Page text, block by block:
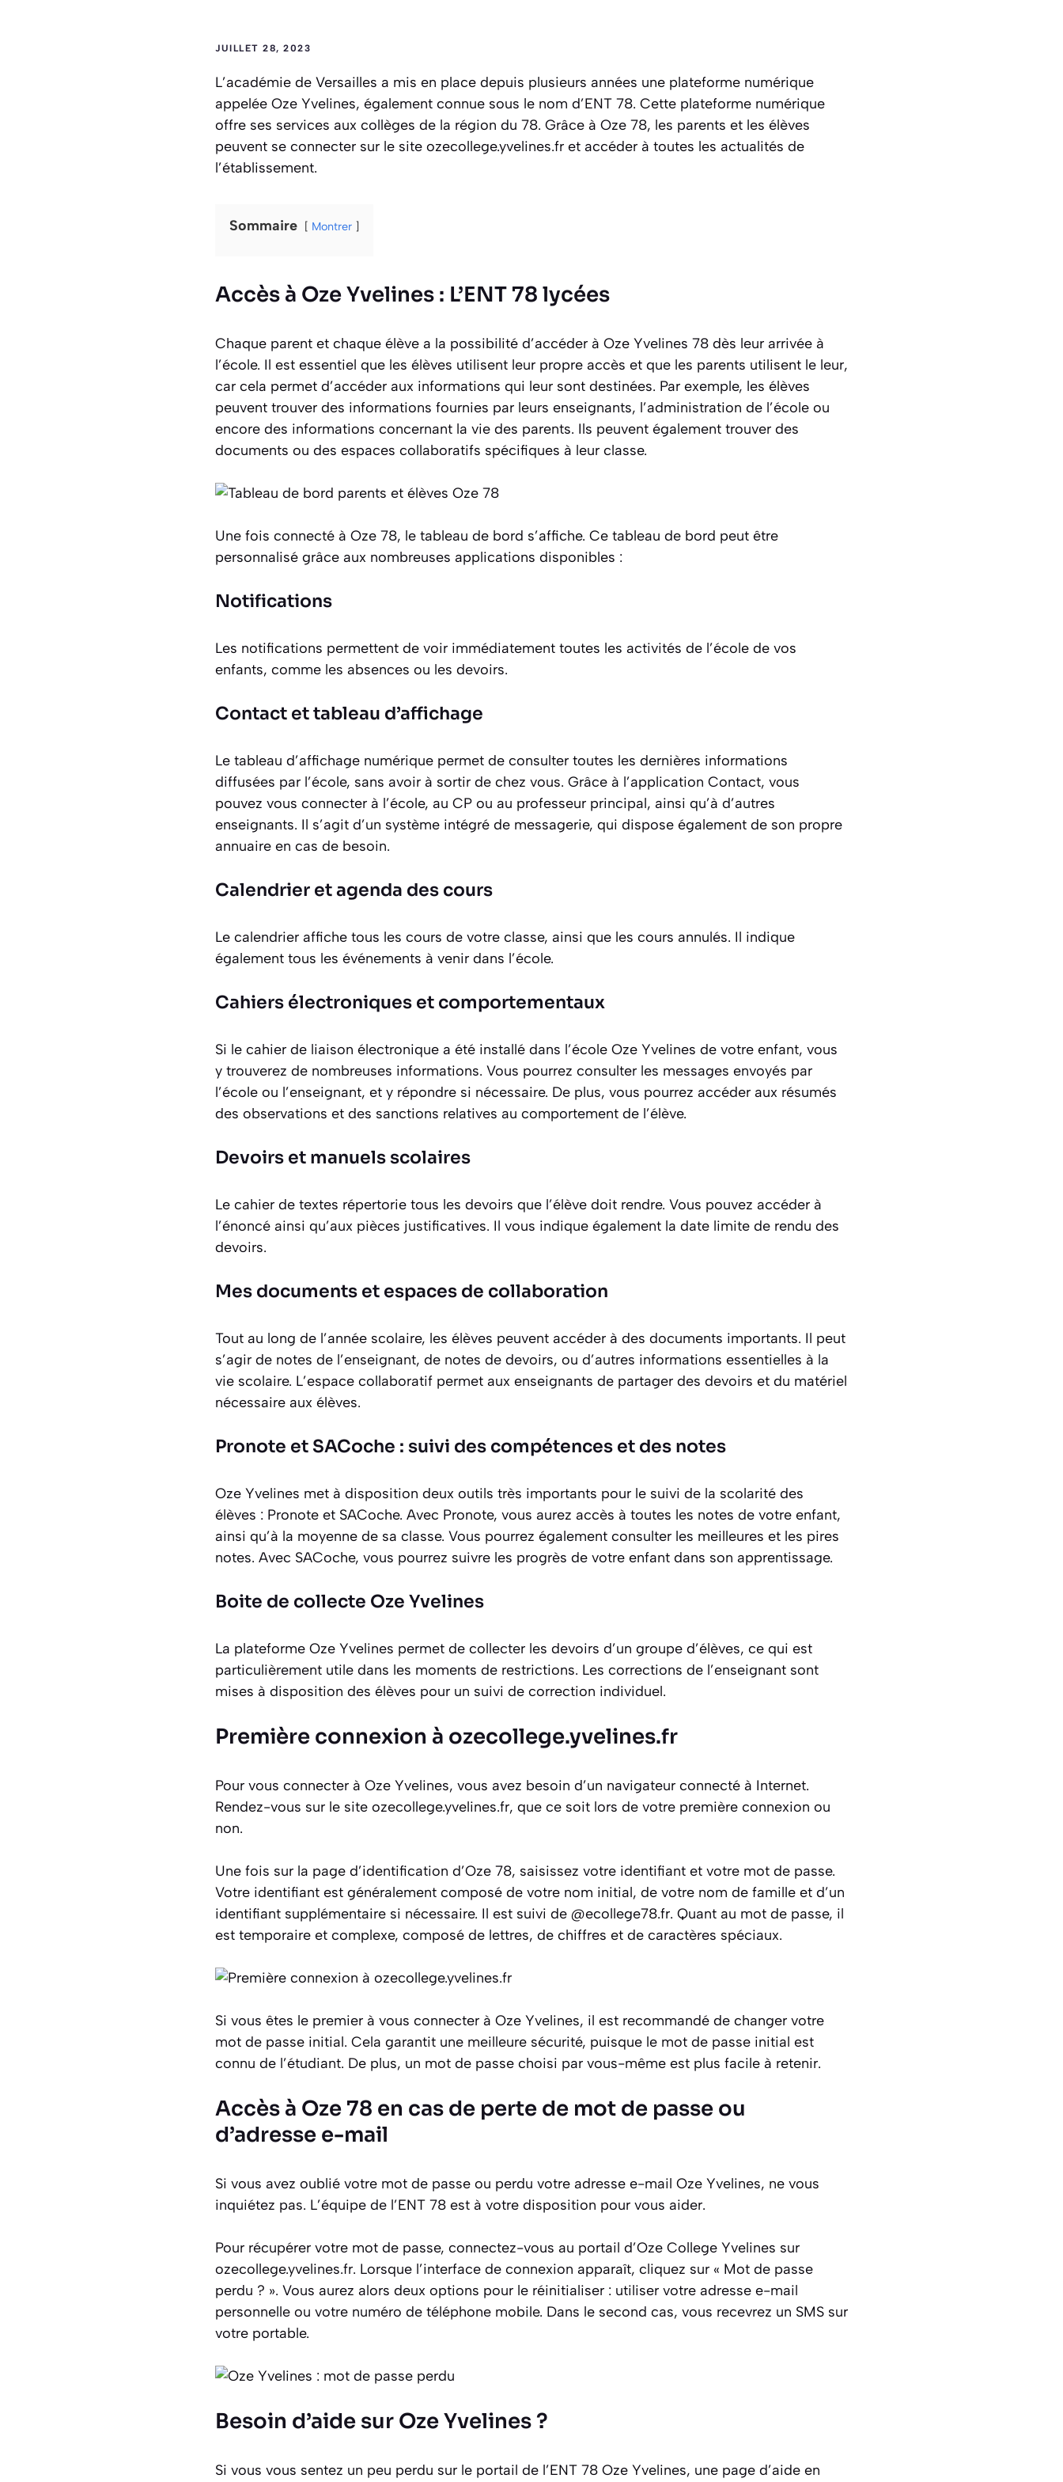
JUILLET 28, 2023
L’académie de Versailles a mis en place depuis plusieurs années une plateforme numérique
appelée Oze Yvelines, également connue sous le nom d’ENT 78. Cette plateforme numérique
offre ses services aux collèges de la région du 78. Grâce à Oze 78, les parents et les élèves
peuvent se connecter sur le site ozecollege.yvelines.fr et accéder à toutes les actualités de
l’établissement.
Sommaire Montrer
Accès à Oze Yvelines : L’ENT 78 lycées
Chaque parent et chaque élève a la possibilité d’accéder à Oze Yvelines 78 dès leur arrivée à
l’école. Il est essentiel que les élèves utilisent leur propre accès et que les parents utilisent le leur,
car cela permet d’accéder aux informations qui leur sont destinées. Par exemple, les élèves
peuvent trouver des informations fournies par leurs enseignants, l’administration de l’école ou
encore des informations concernant la vie des parents. Ils peuvent également trouver des
documents ou des espaces collaboratifs spécifiques à leur classe.
Une fois connecté à Oze 78, le tableau de bord s’affiche. Ce tableau de bord peut être
personnalisé grâce aux nombreuses applications disponibles :
Notifications
Les notifications permettent de voir immédiatement toutes les activités de l’école de vos
enfants, comme les absences ou les devoirs.
Contact et tableau d’affichage
Le tableau d’affichage numérique permet de consulter toutes les dernières informations
diffusées par l’école, sans avoir à sortir de chez vous. Grâce à l’application Contact, vous
pouvez vous connecter à l’école, au CP ou au professeur principal, ainsi qu’à d’autres
enseignants. Il s’agit d’un système intégré de messagerie, qui dispose également de son propre
annuaire en cas de besoin.
Calendrier et agenda des cours
Le calendrier affiche tous les cours de votre classe, ainsi que les cours annulés. Il indique
également tous les événements à venir dans l’école.
Cahiers électroniques et comportementaux
Si le cahier de liaison électronique a été installé dans l’école Oze Yvelines de votre enfant, vous
y trouverez de nombreuses informations. Vous pourrez consulter les messages envoyés par
l’école ou l’enseignant, et y répondre si nécessaire. De plus, vous pourrez accéder aux résumés
des observations et des sanctions relatives au comportement de l’élève.
Devoirs et manuels scolaires
Le cahier de textes répertorie tous les devoirs que l’élève doit rendre. Vous pouvez accéder à
l’énoncé ainsi qu’aux pièces justificatives. Il vous indique également la date limite de rendu des
devoirs.
Mes documents et espaces de collaboration
Tout au long de l’année scolaire, les élèves peuvent accéder à des documents importants. Il peut
s’agir de notes de l’enseignant, de notes de devoirs, ou d’autres informations essentielles à la
vie scolaire. L’espace collaboratif permet aux enseignants de partager des devoirs et du matériel
nécessaire aux élèves.
Pronote et SACoche : suivi des compétences et des notes
Oze Yvelines met à disposition deux outils très importants pour le suivi de la scolarité des
élèves : Pronote et SACoche. Avec Pronote, vous aurez accès à toutes les notes de votre enfant,
ainsi qu’à la moyenne de sa classe. Vous pourrez également consulter les meilleures et les pires
notes. Avec SACoche, vous pourrez suivre les progrès de votre enfant dans son apprentissage.
Boite de collecte Oze Yvelines
La plateforme Oze Yvelines permet de collecter les devoirs d’un groupe d’élèves, ce qui est
particulièrement utile dans les moments de restrictions. Les corrections de l’enseignant sont
mises à disposition des élèves pour un suivi de correction individuel.
Première connexion à ozecollege.yvelines.fr
Pour vous connecter à Oze Yvelines, vous avez besoin d’un navigateur connecté à Internet.
Rendez-vous sur le site ozecollege.yvelines.fr, que ce soit lors de votre première connexion ou
non.
Une fois sur la page d’identification d’Oze 78, saisissez votre identifiant et votre mot de passe.
Votre identifiant est généralement composé de votre nom initial, de votre nom de famille et d’un
identifiant supplémentaire si nécessaire. Il est suivi de @ecollege78.fr. Quant au mot de passe, il
est temporaire et complexe, composé de lettres, de chiffres et de caractères spéciaux.
Si vous êtes le premier à vous connecter à Oze Yvelines, il est recommandé de changer votre
mot de passe initial. Cela garantit une meilleure sécurité, puisque le mot de passe initial est
connu de l’étudiant. De plus, un mot de passe choisi par vous-même est plus facile à retenir.
Accès à Oze 78 en cas de perte de mot de passe ou
d’adresse e-mail
Si vous avez oublié votre mot de passe ou perdu votre adresse e-mail Oze Yvelines, ne vous
inquiétez pas. L’équipe de l’ENT 78 est à votre disposition pour vous aider.
Pour récupérer votre mot de passe, connectez-vous au portail d’Oze College Yvelines sur
ozecollege.yvelines.fr. Lorsque l’interface de connexion apparaît, cliquez sur « Mot de passe
perdu ? ». Vous aurez alors deux options pour le réinitialiser : utiliser votre adresse e-mail
personnelle ou votre numéro de téléphone mobile. Dans le second cas, vous recevrez un SMS sur
votre portable.
Besoin d’aide sur Oze Yvelines ?
Si vous vous sentez un peu perdu sur le portail de l’ENT 78 Oze Yvelines, une page d’aide en